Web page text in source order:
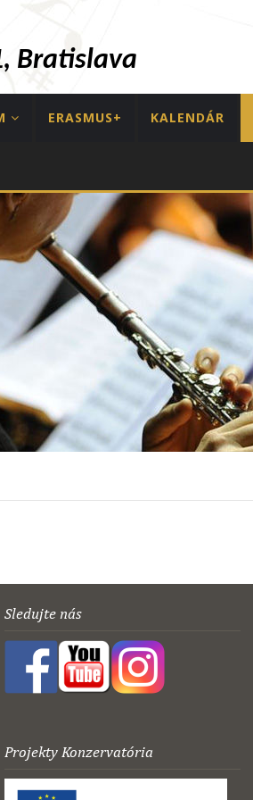
Bratislava
ERASMUS+ KALENDÁR
Sledujte nás
Projekty Konzervatória